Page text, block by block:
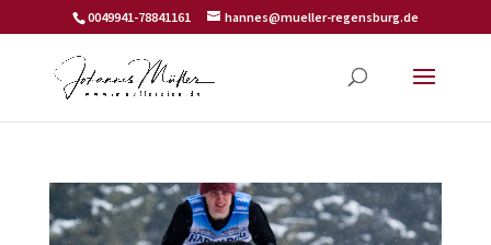
0049941-78841161 hannes@mueller-regensburg.de